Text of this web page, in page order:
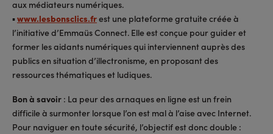
aux médiateurs numériques.
▪www.lesbonsclics.frest une plateforme gratuite créée à
l’initiative d’Emmaüs Connect. Elle est conçue pour guider et
former les aidants numériques qui interviennent auprès des
publics en situation d’illectronisme, en proposant des
ressources thématiques et ludiques.
Bon à savoir : La peur des arnaques en ligne est un frein
difficile à surmonter lorsque l’on est mal à l’aise avec Internet.
Pour naviguer en toute sécurité, l’objectif est donc double :